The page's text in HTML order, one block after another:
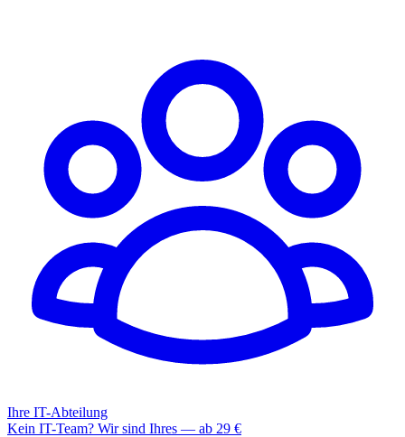
Ihre IT-Abteilung
Kein IT-Team? Wir sind Ihres — ab 29 €